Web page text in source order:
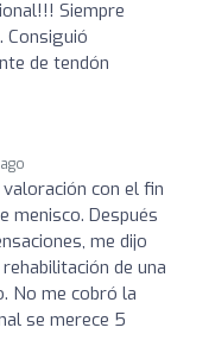
Siempre
Consiguió
de tendón
valoración con el fin
menisco. Después
me dijo
de una
No me cobró la
se merece 5